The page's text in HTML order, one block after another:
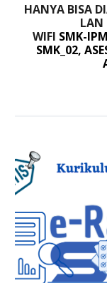
HANYA BISA
LAN
WIFI SMK-
SMK_02,